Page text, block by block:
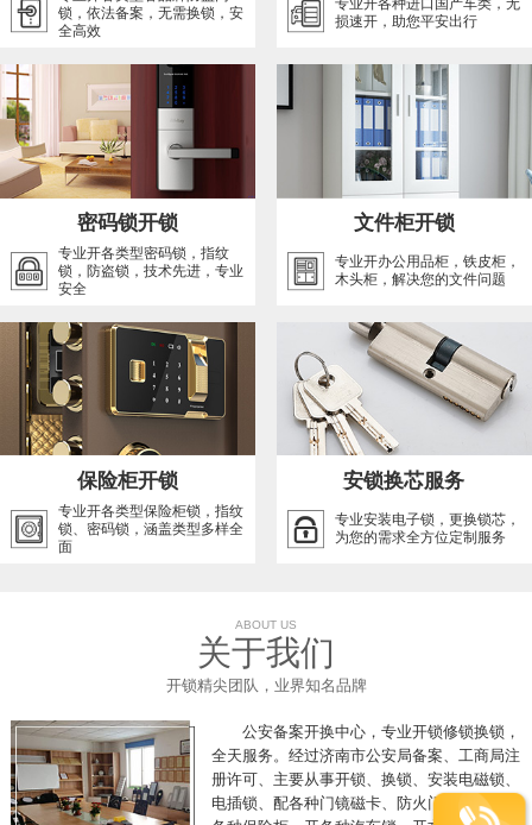
锁，依法备案，无需换锁，安
全高效
专业开各种进口国产车类，无
损速开，助您平安出行
密码锁开锁
专业开各类型密码锁，指纹
锁，防盗锁，技术先进，专业
安全
文件柜开锁
专业开办公用品柜，铁皮柜，
木头柜，解决您的文件问题
保险柜开锁
专业开各类型保险柜锁，指纹
锁、密码锁，涵盖类型多样全
面
安锁换芯服务
专业安装电子锁，更换锁芯，
为您的需求全方位定制服务
ABOUT US
关于我们
开锁精尖团队，业界知名品牌
公安备案开换中心，专业开锁修锁换锁，
全天服务。经过济南市公安局备案、工商局注
册许可、主要从事开锁、换锁、安装电磁锁、
电插锁、配各种门镜磁卡、防火门推杠锁、开